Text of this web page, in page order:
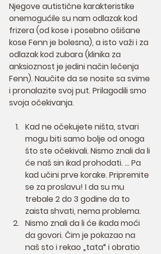
Njegove autistične karakteristike
onemogućile su nam odlazak kod
frizera (od kose i posebno ošišane
kose Fenn je bolesna), a isto važi i za
odlazak kod zubara (klinika za
anksioznost je jedini način lečenja
Fenn). Naučite da se nosite sa svime
i pronalazite svoj put. Prilagodili smo
svoja očekivanja.
Kad ne očekujete ništa, stvari
mogu biti samo bolje od onoga
što ste očekivali. Nismo znali da li
će naš sin ikad prohodati. ... Pa
kad učini prve korake. Pripremite
se za proslavu! I da su mu
trebale 2 do 3 godine da to
zaista shvati, nema problema.
Nismo znali da li će ikada moći
da govori. Čim je pokazao na
naš sto i rekao „tata“ i obratio